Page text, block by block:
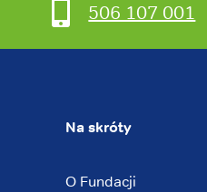
506 107 001
Na skróty
O Fundacji